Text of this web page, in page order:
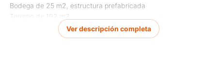
Bodega de 25 m2, estructura prefabricada
Terreno de 192 m2
Aire acondicionado
Ver descripción completa